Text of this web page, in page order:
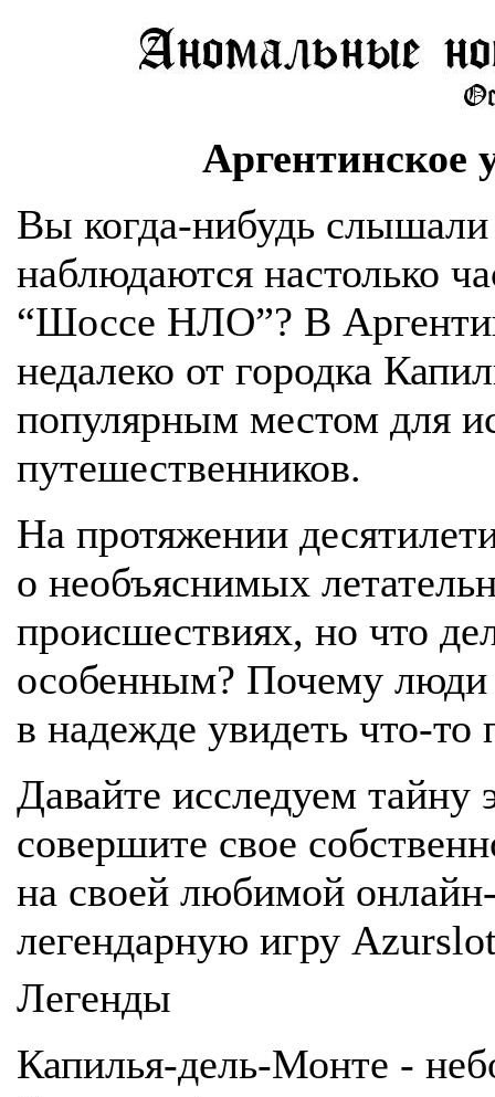
Аргентинское
Вы когда-нибудь
наблюдаются настолько
“Шоссе НЛО”? В
недалеко от городка
популярным местом для
путешественников.
На протяжении
о необъяснимых
происшествиях, но что
особенным? Почему люди
в надежде увидеть что-то
Давайте исследуем тайну
совершите свое
на своей любимой
легендарную игру
Легенды
Капилья-дель-Монте -